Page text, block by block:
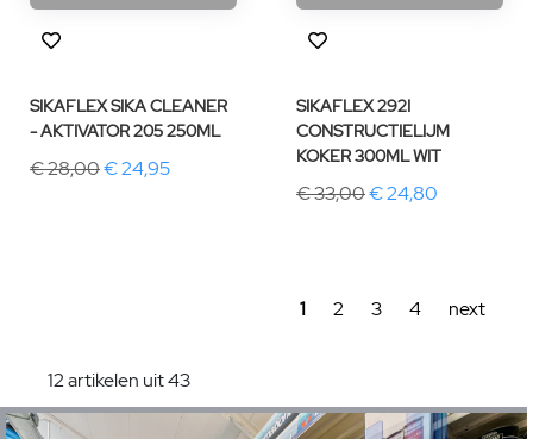
SIKAFLEX SIKA CLEANER
- AKTIVATOR 205 250ML
€ 28,00€ 24,95
SIKAFLEX 292I
CONSTRUCTIELIJM
KOKER 300ML WIT
€ 33,00€ 24,80
1 2 3 4 next
12 artikelen uit 43